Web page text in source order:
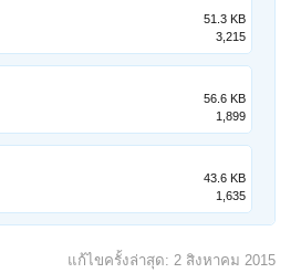
51.3 KB
3,215
56.6 KB
1,899
43.6 KB
1,635
แก้ไขครั้งล่าสุด: 2 สิงหาคม 2015